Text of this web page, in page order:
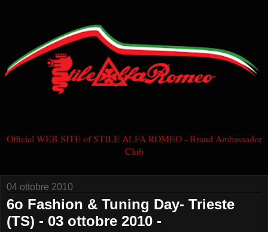
Official WEB SITE of STILE ALFA ROMEO - Brand Ambassador
Club
04 ottobre 2010
6o Fashion & Tuning Day- Trieste
(TS) - 03 ottobre 2010 -